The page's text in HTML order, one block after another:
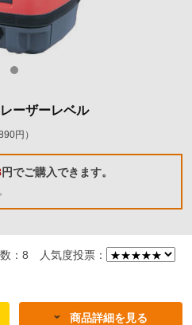
ーザーレベル
円）
円でご購入できます。
：8 人気度投票：
商品詳細を見る